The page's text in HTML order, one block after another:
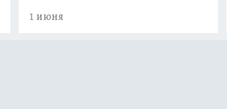
1 июня